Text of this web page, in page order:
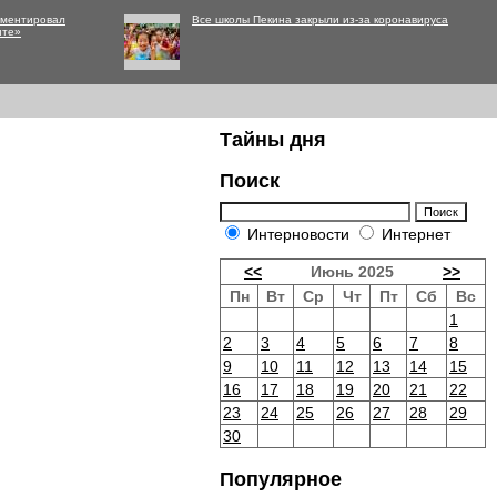
Все школы Пекина закрыли из-за коронавируса
Тайны дня
Поиск
Интерновости Интернет
<< Июнь 2025
>>
Пн
Вт Ср Чт Пт Сб
Вс
1
2
3 4 5 6 7
8
9
10 11 12 13 14
15
16
17 18 19 20 21
22
23
24 25 26 27 28
29
30
Популярное